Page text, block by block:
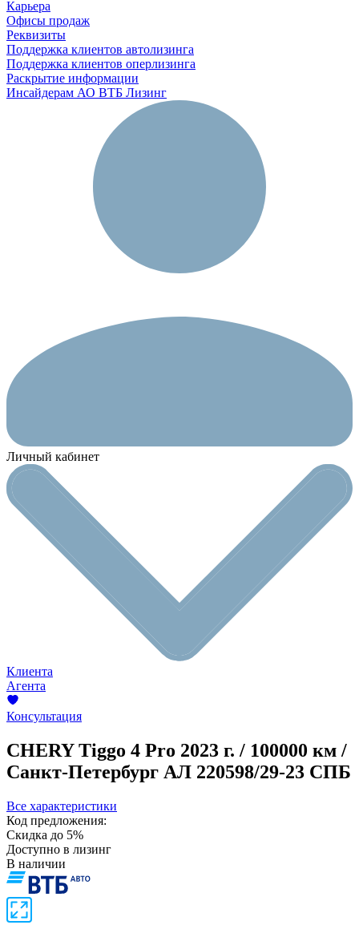
Карьера
Офисы продаж
Реквизиты
Поддержка клиентов автолизинга
Поддержка клиентов оперлизинга
Раскрытие информации
Инсайдерам АО ВТБ Лизинг
Личный кабинет
Клиента
Агента
Консультация
CHERY Tiggo 4 Pro 2023 г. / 100000 км /
Санкт-Петербург АЛ 220598/29-23 СПБ
Все характеристики
Код предложения:
Скидка до 5%
Доступно в лизинг
В наличии